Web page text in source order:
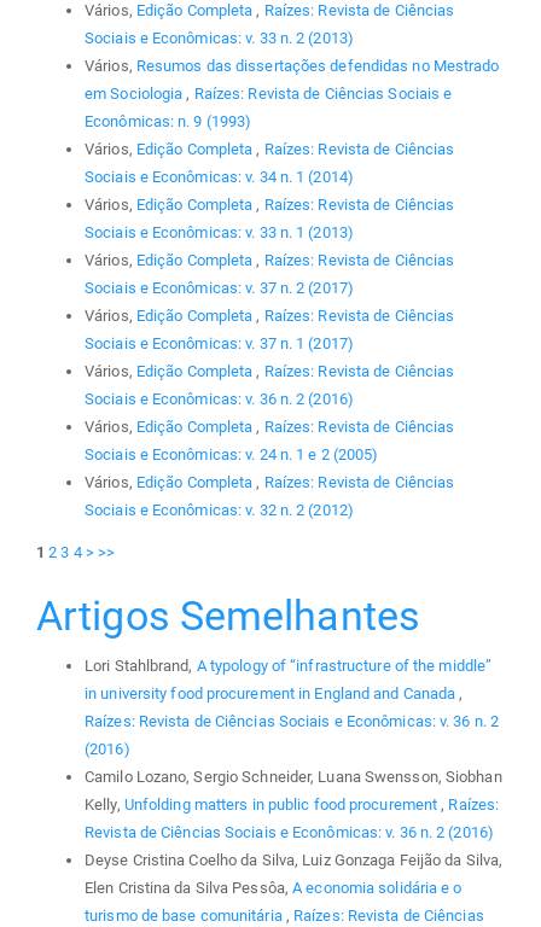
Vários, Edição Completa, Raízes: Revista de Ciências
Sociais e Econômicas: v. 33 n. 2 (2013)
Vários, Resumos das dissertações defendidas no Mestrado
em Sociologia, Raízes: Revista de Ciências Sociais e
Econômicas: n. 9 (1993)
Vários, Edição Completa, Raízes: Revista de Ciências
Sociais e Econômicas: v. 34 n. 1 (2014)
Vários, Edição Completa, Raízes: Revista de Ciências
Sociais e Econômicas: v. 33 n. 1 (2013)
Vários, Edição Completa, Raízes: Revista de Ciências
Sociais e Econômicas: v. 37 n. 2 (2017)
Vários, Edição Completa, Raízes: Revista de Ciências
Sociais e Econômicas: v. 37 n. 1 (2017)
Vários, Edição Completa, Raízes: Revista de Ciências
Sociais e Econômicas: v. 36 n. 2 (2016)
Vários, Edição Completa, Raízes: Revista de Ciências
Sociais e Econômicas: v. 24 n. 1 e 2 (2005)
Vários, Edição Completa, Raízes: Revista de Ciências
Sociais e Econômicas: v. 32 n. 2 (2012)
1 2 3 4 > >>
Artigos Semelhantes
Lori Stahlbrand, A typology of “infrastructure of the middle”
in university food procurement in England and Canada,
Raízes: Revista de Ciências Sociais e Econômicas: v. 36 n. 2
(2016)
Camilo Lozano, Sergio Schneider, Luana Swensson, Siobhan
Kelly, Unfolding matters in public food procurement, Raízes:
Revista de Ciências Sociais e Econômicas: v. 36 n. 2 (2016)
Deyse Cristina Coelho da Silva, Luiz Gonzaga Feijão da Silva,
Elen Cristina da Silva Pessôa,A economia solidária e o
turismo de base comunitária , Raízes: Revista de Ciências